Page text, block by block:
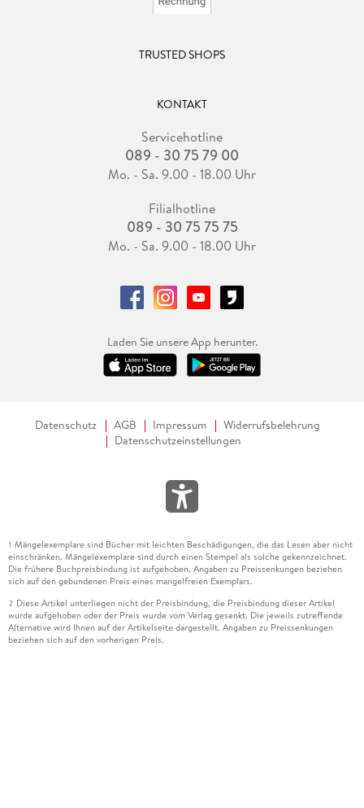
TRUSTED SHOPS
KONTAKT
Servicehotline
089 - 30 75 79 00
Mo. - Sa. 9.00 - 18.00 Uhr
Filialhotline
089 - 30 75 75 75
Mo. - Sa. 9.00 - 18.00 Uhr
Laden Sie unsere App herunter.
Datenschutz AGB Impressum
Widerrufsbelehrung
Datenschutzeinstellungen
1 Mängelexemplare sind Bücher mit leichten Beschädigungen, die das Lesen aber nicht
einschränken. Mängelexemplare sind durch einen Stempel als solche gekennzeichnet.
Die frühere Buchpreisbindung ist aufgehoben. Angaben zu Preissenkungen beziehen
sich auf den gebundenen Preis eines mangelfreien Exemplars.
2 Diese Artikel unterliegen nicht der Preisbindung, die Preisbindung dieser Artikel
wurde aufgehoben oder der Preis wurde vom Verlag gesenkt. Die jeweils zutreffende
Alternative wird Ihnen auf der Artikelseite dargestellt. Angaben zu Preissenkungen
beziehen sich auf den vorherigen Preis.